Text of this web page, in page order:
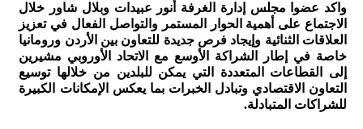
واكد عضوا مجلس إدارة الغرفة أنور عبيدات وبلال شاور خلال
الاجتماع على أهمية الحوار المستمر والتواصل الفعال في تعزيز
العلاقات الثنائية وإيجاد فرص جديدة للتعاون بين الأردن ورومانيا
خاصة في إطار الشراكة الأوسع مع الاتحاد الأوروبي مشيرين
إلى القطاعات المتعددة التي يمكن للبلدين من خلالها توسيع
التعاون الاقتصادي وتبادل الخبرات بما يعكس الإمكانات الكبيرة
للشراكات المتبادلة.